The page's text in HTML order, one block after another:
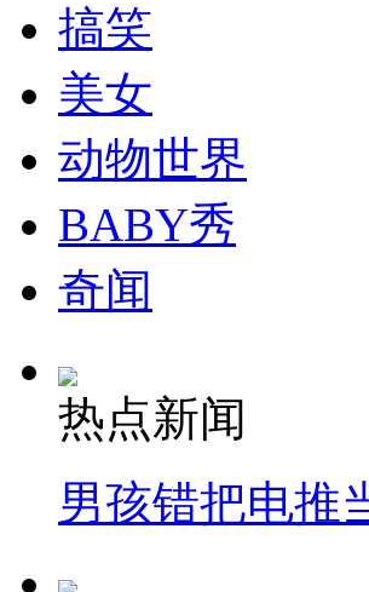
消防员救轻生者
司机酒驾遇交警 急速倒车逃窜
搞笑
美女
动物世界
BABY秀
奇闻
热点新闻
男孩错把电推